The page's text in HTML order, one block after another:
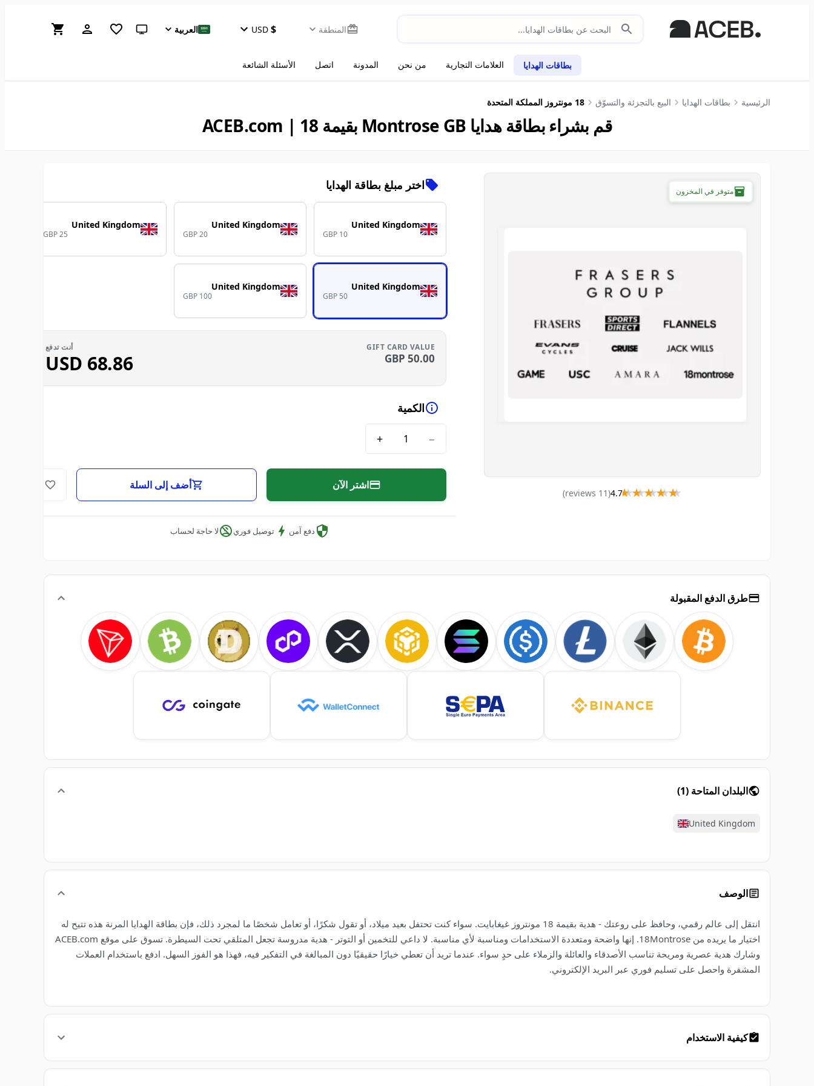
المنطقة $
USD العربية سمة النظام (انقر للفاتحة)
بطاقات الهدايا العلامات التجارية من نحن المدونة اتصل الأسئلة الشائعة
الرئيسية بطاقات الهدايا البيع بالتجزئة والتسوّق 18 مونتروز المملكة المتحدة
قم بشراء بطاقة هدايا Montrose GB بقيمة 18 | ACEB.com
متوفر في المخزون
★★★★★
★★★★★
4.7
(
11
s
)
اختر مبلغ بطاقة الهدايا
United Kingdom
GBP 10
United Kingdom
GBP 20
United Kingdom
GBP 25
United Kingdom
GBP 50
United Kingdom
GBP 100
GIFT CARD VALUE
GBP 50.00
أنت تدفع
USD 68.86
الكمية
−
+
اشتر الآن أضف إلى السلة
دفع آمن توصيل فوري لا حاجة لحساب
طرق الدفع المقبولة
البلدان المتاحة (
1
)
United Kingdom
الوصف
انتقل إلى عالم رقمي، وحافظ على روعتك - هدية بقيمة 18 مونتروز غيغابايت. سواء كنت تحتفل بعيد ميلاد، أو تقول شكرًا، أو تعامل شخصًا ما لمجرد ذلك، فإن بطاقة الهدايا المرنة هذه تتيح له
اختيار ما يريده من 18Montrose. إنها واضحة ومتعددة الاستخدامات ومناسبة لأي مناسبة. لا داعي للتخمين أو التوتر - هدية مدروسة تجعل المتلقي تحت السيطرة. تسوق على موقع ACEB.com
وشارك هدية عصرية ومريحة تناسب الأصدقاء والعائلة والزملاء على حدٍ سواء. عندما تريد أن تعطي خيارًا حقيقيًا دون المبالغة في التفكير فيه، فهذا هو الفوز السهل. ادفع باستخدام العملات
المشفرة واحصل على تسليم فوري عبر البريد الإلكتروني.
كيفية الاستخدام